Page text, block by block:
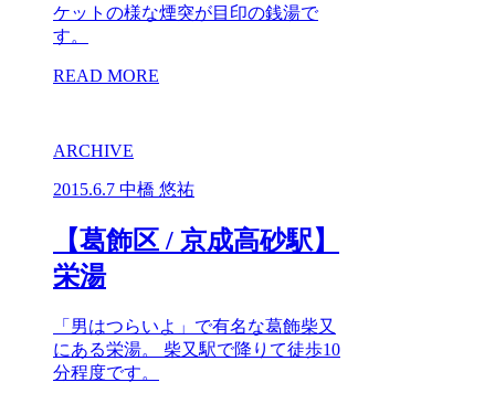
ケットの様な煙突が目印の銭湯で
す。
READ MORE
ARCHIVE
2015.6.7 中橋 悠祐
【葛飾区 / 京成高砂駅】
栄湯
「男はつらいよ」で有名な葛飾柴又
にある栄湯。 柴又駅で降りて徒歩10
分程度です。